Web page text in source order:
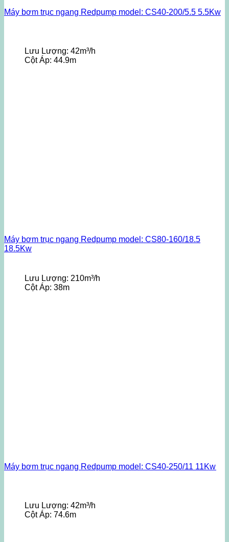
Máy bơm trục ngang Redpump model: CS40-200/5.5 5.5Kw
Lưu Lượng: 42m³/h
Cột Áp: 44.9m
Máy bơm trục ngang Redpump model: CS80-160/18.5
18.5Kw
Lưu Lượng: 210m³/h
Cột Áp: 38m
Máy bơm trục ngang Redpump model: CS40-250/11 11Kw
Lưu Lượng: 42m³/h
Cột Áp: 74.6m